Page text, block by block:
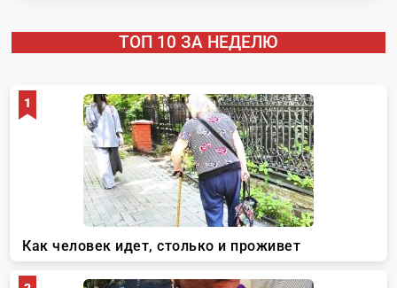
ТОП 10 ЗА НЕДЕЛЮ